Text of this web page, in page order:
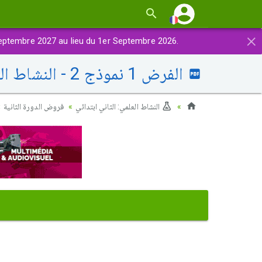
×
2027 au lieu du 1er Septembre 2026.
الفرض 1 نموذج 2 - النشاط العلمي ثاني إبتدائي الدورة الثانية
النشاط العلمي: الثاني ابتدائي فروض الدورة الثانية